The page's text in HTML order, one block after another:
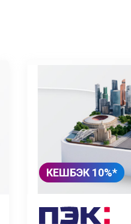
КЕШБЭК 10%*